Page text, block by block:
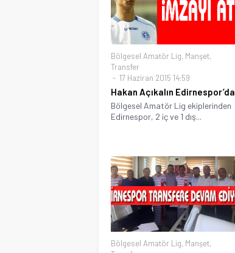
Bölgesel Amatör Lig, Manşet,
Transfer
17 Haziran 2015 14:59
Hakan Açıkalın Edirnespor’da
Bölgesel Amatör Lig ekiplerinden
Edirnespor, 2 iç ve 1 dış...
Bölgesel Amatör Lig, Manşet,